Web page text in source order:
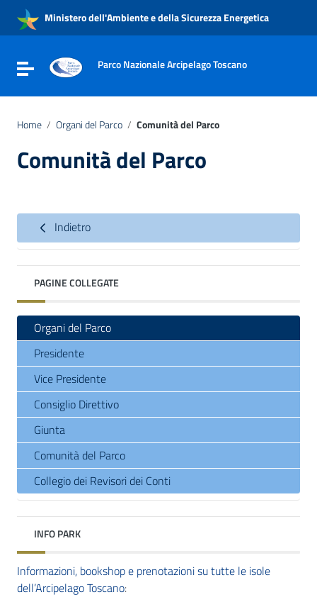
Vai al menu di navigazione
Vai al footer
Ministero dell'Ambiente e della Sicurezza Energetica
Attiva / disattiva la navigazione
Parco Nazionale Arcipelago Toscano
Home / Organi del Parco / Comunità del Parco
Comunità del Parco
Indietro
PAGINE COLLEGATE
Organi del Parco
Presidente
Vice Presidente
Consiglio Direttivo
Giunta
Comunità del Parco
Collegio dei Revisori dei Conti
INFO PARK
Informazioni, bookshop e prenotazioni su tutte le isole
dell’Arcipelago Toscano: